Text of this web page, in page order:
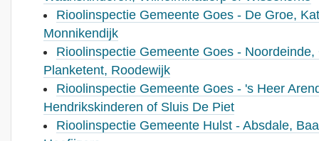
Rioolinspectie Gemeente Goes - De Groe,
Monnikendijk
Rioolinspectie Gemeente Goes -
Planketent, Roodewijk
Rioolinspectie Gemeente Goes - 's Heer
Hendrikskinderen of Sluis De Piet
Rioolinspectie Gemeente Hulst - Absdale,